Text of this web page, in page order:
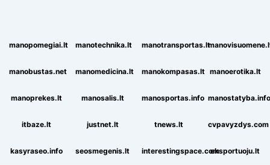
manopomegiai.lt manotechnika.lt manotransportas.lt
manobustas.net manomedicina.lt manokompasas.lt manoerotika.lt
manoprekes.lt manosalis.lt manosportas.info manostatyba.info
itbaze.lt justnet.lt tnews.lt cvpavyzdys.com
kasyraseo.info seosmegenis.lt interestingspace.comeksportuoju.lt